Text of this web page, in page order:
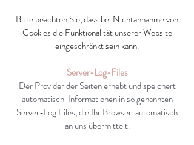
Bitte beachten Sie, dass bei Nichtannahme von
Cookies die Funktionalität unserer Website
eingeschränkt sein kann.
Server-Log-Files
Der Provider der Seiten erhebt und speichert
automatisch Informationen in so genannten
Server-Log Files, die Ihr Browser automatisch
an uns übermittelt.